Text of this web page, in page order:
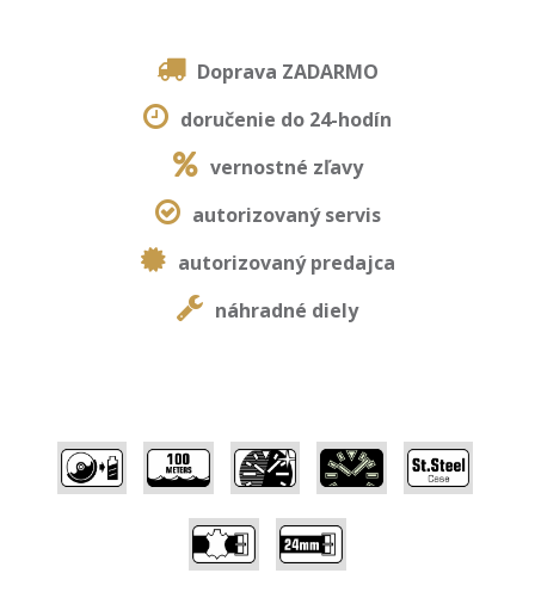
Doprava ZADARMO
doručenie do 24-hodín
vernostné zľavy
autorizovaný servis
autorizovaný predajca
náhradné diely